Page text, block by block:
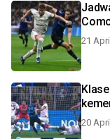
21
20